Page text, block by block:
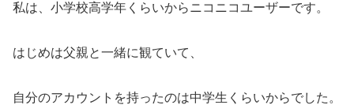
私は、小学校高学年くらいからニコニコユーザーです。
はじめは父親と一緒に観ていて、
自分のアカウントを持ったのは中学生くらいからでした。